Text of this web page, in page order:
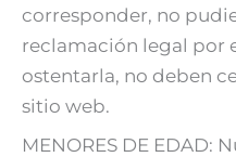
corresponder, no
reclamación legal por
ostentarla, no deben
sitio web.
MENORES DE EDAD: